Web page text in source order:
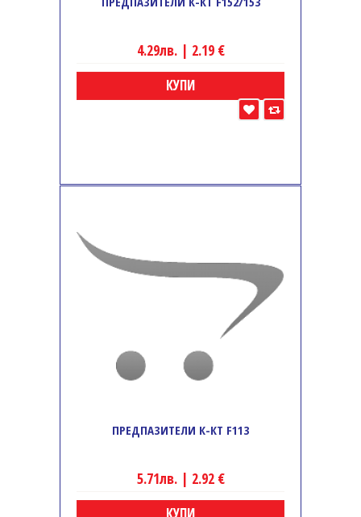
4.29лв. | 2.19 €
КУПИ
ПРЕДПАЗИТЕЛИ К-КТ F113
5.71лв. | 2.92 €